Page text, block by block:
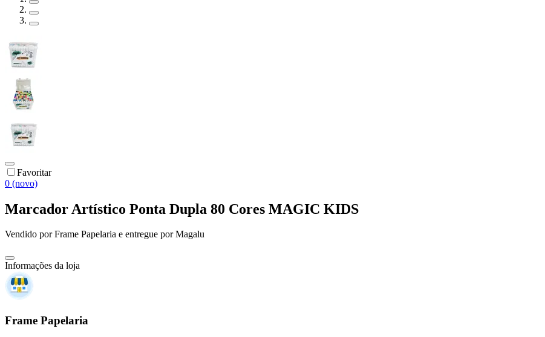
Favoritar
0 (novo)
Marcador Artístico Ponta Dupla 80 Cores MAGIC KIDS
Vendido porFrame Papelaria e entregue por Magalu
Informações da loja
Frame Papelaria